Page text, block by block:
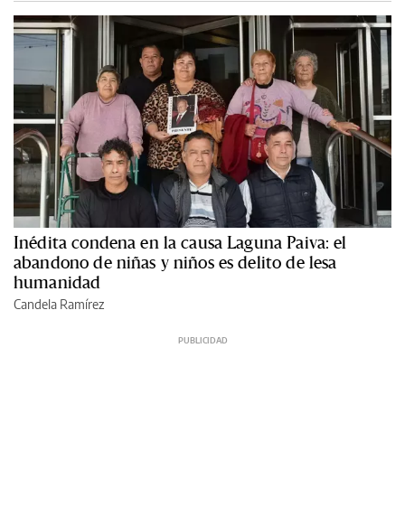
Inédita condena en la causa Laguna Paiva: el
abandono de niñas y niños es delito de lesa
humanidad
Candela Ramírez